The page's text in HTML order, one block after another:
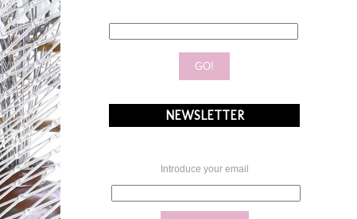
NEWSLETTER
Introduce your email